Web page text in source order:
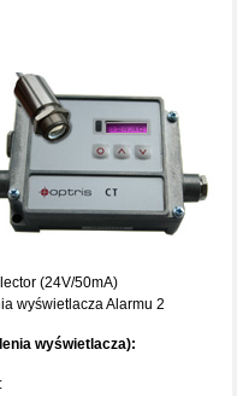
(24V/50mA)
wyświetlacza Alarmu 2
wyświetlacza):